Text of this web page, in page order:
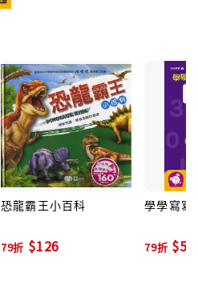
恐龍霸王小百科
79折 $126
學學寫
79折 $51